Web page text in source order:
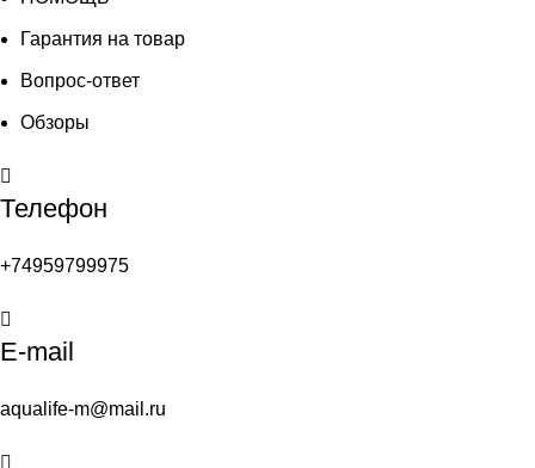
Гарантия на товар
Вопрос-ответ
Обзоры
Телефон
+74959799975
E-mail
aqualife-m@mail.ru